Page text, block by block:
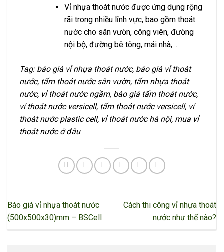
Vỉ nhựa thoát nước được ứng dụng rộng
rãi trong nhiều lĩnh vực, bao gồm thoát
nước cho sân vườn, công viên, đường
nội bộ, đường bê tông, mái nhà,…
Tag: báo giá vỉ nhựa thoát nước, báo giá vỉ thoát
nước, tấm thoát nước sân vườn, tấm nhựa thoát
nước, vỉ thoát nước ngầm, báo giá tấm thoát nước,
vỉ thoát nước versicell, tấm thoát nước versicell, vỉ
thoát nước plastic cell, vỉ thoát nước hà nội, mua vỉ
thoát nước ở đâu
Báo giá vỉ nhựa thoát nước
(500x500x30)mm – BSCell
Cách thi công vỉ nhựa thoát
nước như thế nào?